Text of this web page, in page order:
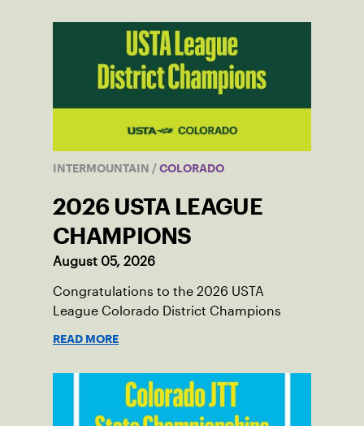
INTERMOUNTAIN / COLORADO
2026 USTA LEAGUE
CHAMPIONS
August 05, 2026
Congratulations to the 2026 USTA
League Colorado District Champions
READ MORE